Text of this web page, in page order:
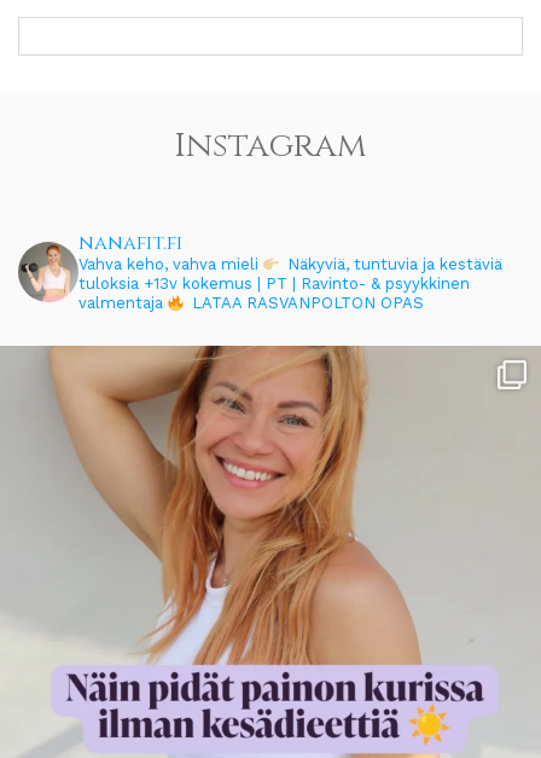
Instagram
nanafit.fi
Vahva keho, vahva mieli
Näkyviä, tuntuvia ja kestäviä
tuloksia +13v kokemus | PT | Ravinto- & psyykkinen
valmentaja
LATAA RASVANPOLTON OPAS